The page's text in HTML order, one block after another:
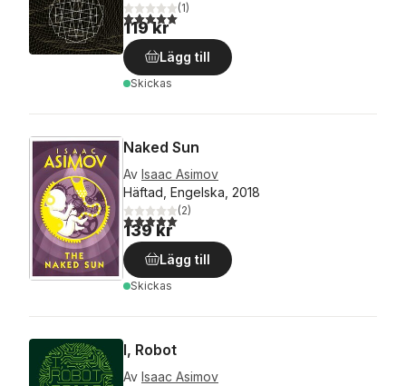
5,0utav 5 stjärnor. Totalt antal röster:
(1)
119 kr
Lägg till
Skickas
Naked Sun
Av Isaac Asimov
Häftad, Engelska, 2018
5,0utav 5 stjärnor. Totalt antal röster:
(2)
139 kr
Lägg till
Skickas
I, Robot
Av Isaac Asimov